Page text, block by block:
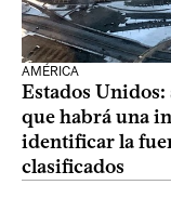
AMÉRICA
Estados
que habrá una
identificar la
clasificados